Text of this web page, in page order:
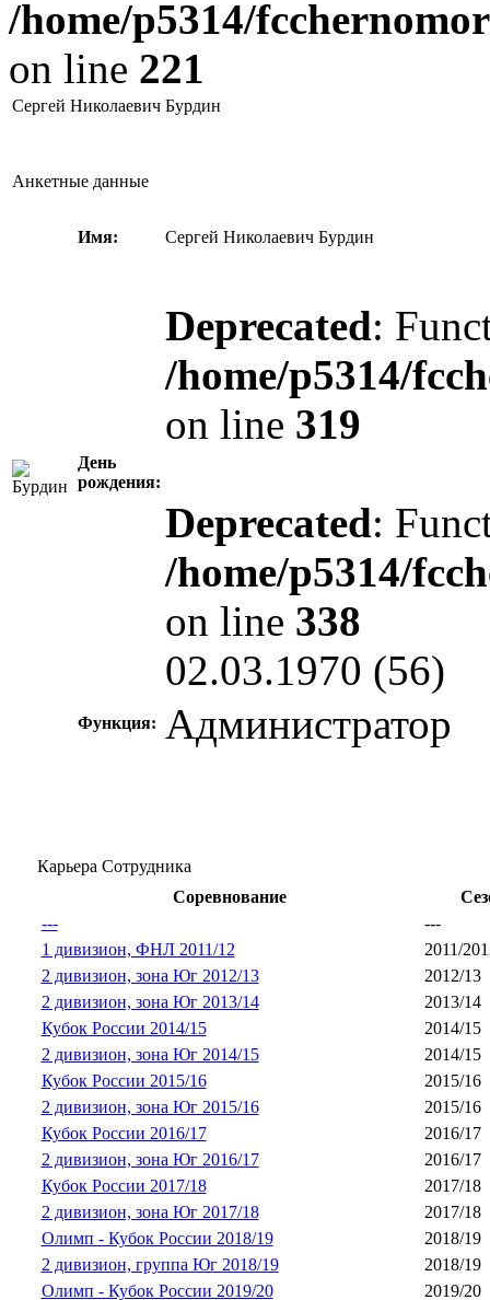
/home/p5314/
on line 221
Сергей Николаевич Бурдин
Анкетные данные
Имя: Сергей Николаевич Бурдин
День
рождения:
Deprecated:
/home/p5314/
on line 319
Deprecated:
/home/p5314/
on line 338
02.03.1970 (56)
Функция: Администратор
Карьера Сотрудника
Соревнование
---
---
1 дивизион, ФНЛ 2011/12
2011/
2 дивизион, зона Юг 2012/13
2012/13
2 дивизион, зона Юг 2013/14
2013/14
Кубок России 2014/15
2014/15
2 дивизион, зона Юг 2014/15
2014/15
Кубок России 2015/16
2015/16
2 дивизион, зона Юг 2015/16
2015/16
Кубок России 2016/17
2016/17
2 дивизион, зона Юг 2016/17
2016/17
Кубок России 2017/18
2017/18
2 дивизион, зона Юг 2017/18
2017/18
Олимп - Кубок России 2018/19
2018/19
2 дивизион, группа Юг 2018/19
2018/19
Олимп - Кубок России 2019/20
2019/20